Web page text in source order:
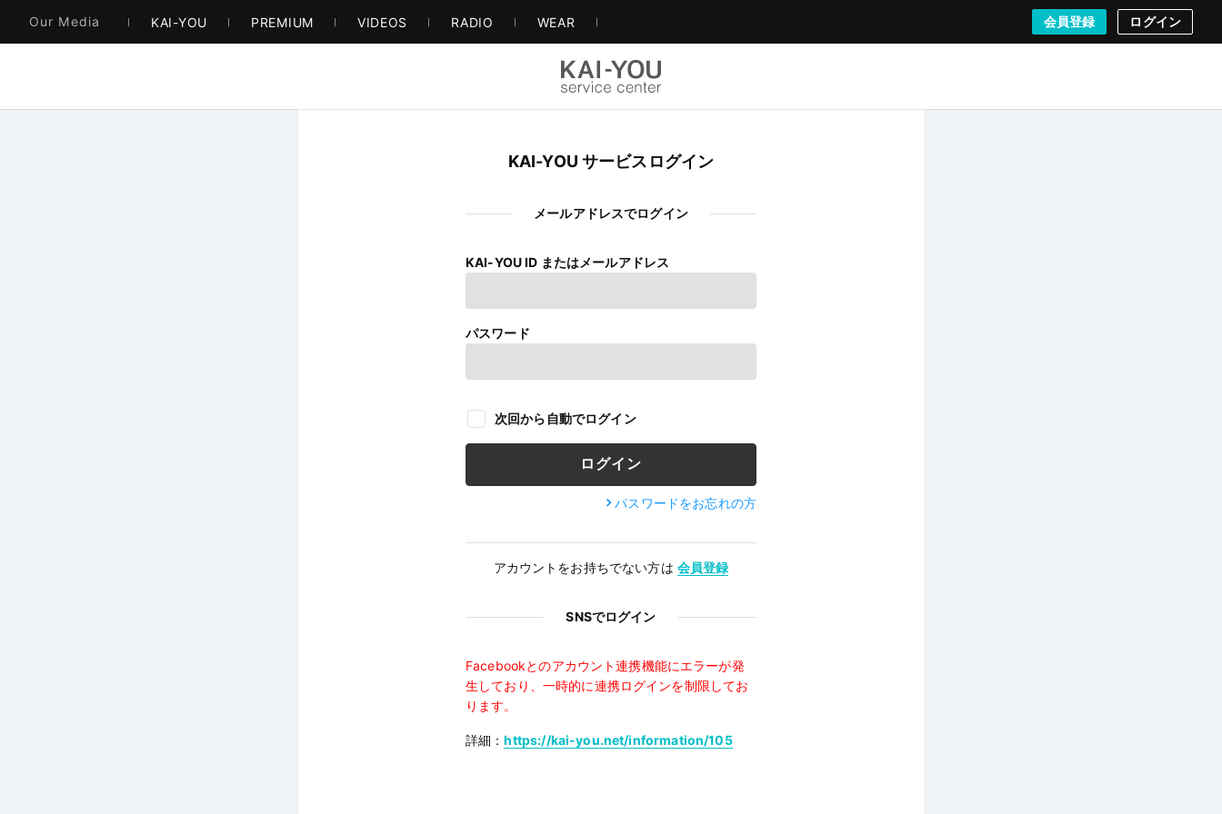
Our Media KAI-YOU PREMIUM VIDEOS RADIO WEAR 会員登録 ログイン
KAI-YOU サービスログイン
メールアドレスでログイン
KAI-YOU ID またはメールアドレス
パスワード
次回から自動でログイン
パスワードをお忘れの方
アカウントをお持ちでない方は 会員登録
SNSでログイン
Facebookとのアカウント連携機能にエラーが発
生しており、一時的に連携ログインを制限してお
ります。
詳細：https://kai-you.net/information/105